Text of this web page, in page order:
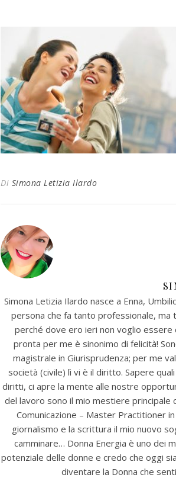
Di Simona Letizia Ilardo
Simona Letizia Ilardo nasce a Enna,
persona che fa tanto professionale, ma
perché dove ero ieri non voglio essere
pronta per me è sinonimo di felicità!
magistrale in Giurisprudenza; per me
società (civile) lì vi è il diritto. Sapere
diritti, ci apre la mente alle nostre
del lavoro sono il mio mestiere principale
Comunicazione – Master Practitioner
giornalismo e la scrittura il mio nuovo
camminare… Donna Energia è uno dei
potenziale delle donne e credo che oggi
diventare la Donna che